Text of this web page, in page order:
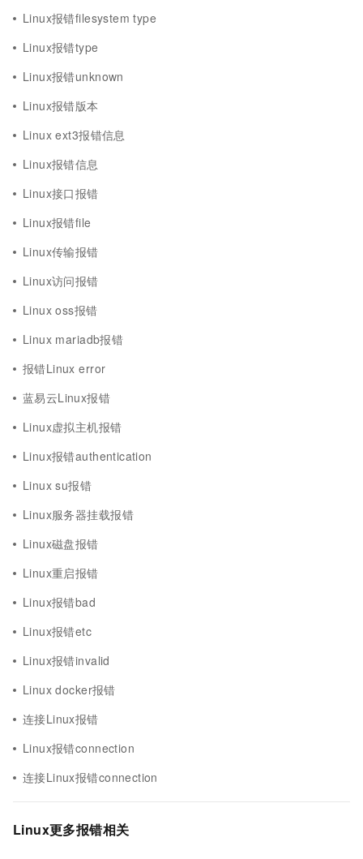
Linux报错filesystem type
Linux报错type
Linux报错unknown
Linux报错版本
Linux ext3报错信息
Linux报错信息
Linux接口报错
Linux报错file
Linux传输报错
Linux访问报错
Linux oss报错
Linux mariadb报错
报错Linux error
蓝易云Linux报错
Linux虚拟主机报错
Linux报错authentication
Linux su报错
Linux服务器挂载报错
Linux磁盘报错
Linux重启报错
Linux报错bad
Linux报错etc
Linux报错invalid
Linux docker报错
连接Linux报错
Linux报错connection
连接Linux报错connection
Linux更多报错相关